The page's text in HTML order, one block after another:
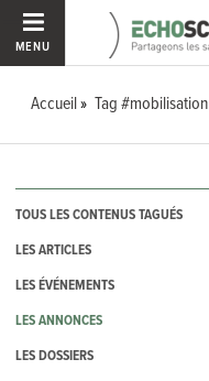
MENU
Accueil Tag #mobilisation
TOUS LES CONTENUS TAGUÉS
LES ARTICLES
LES ÉVÉNEMENTS
LES ANNONCES
LES DOSSIERS